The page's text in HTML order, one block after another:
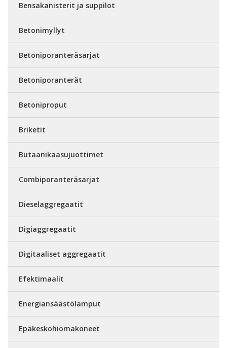
Bensakanisterit ja suppilot
Betonimyllyt
Betoniporanteräsarjat
Betoniporanterät
Betoniproput
Briketit
Butaanikaasujuottimet
Combiporanteräsarjat
Dieselaggregaatit
Digiaggregaatit
Digitaaliset aggregaatit
Efektimaalit
Energiansäästölamput
Epäkeskohiomakoneet